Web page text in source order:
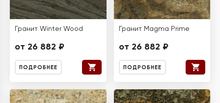
Гранит Winter Wood
от 26 882 ₽
ПОДРОБНЕЕ
Гранит Magma Prime
от 26 882 ₽
ПОДРОБНЕЕ